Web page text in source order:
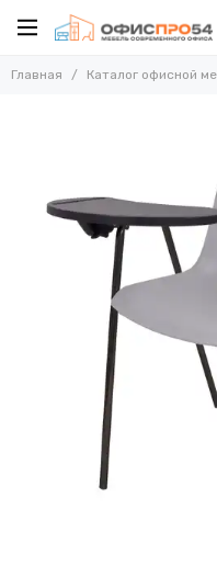
Офисные и
Офисные кресла для
Кресла для руководителей
Усиленные кресла (до 250
Конференц-кресла
Эргономичные кресла
Кресла для домашнего
Офисные кресла Samurai
Офисные кресла Ergolife
Офисные кресла Yoga
Офисные кресла Move
Стулья барные
Реклайнер кресла
Многоместные секции
Главная Каталог офисной